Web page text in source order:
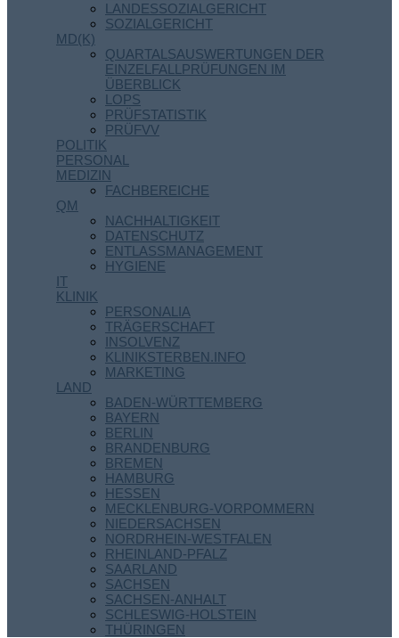
LANDESSOZIALGERICHT
SOZIALGERICHT
MD(K)
QUARTALSAUSWERTUNGEN DER
EINZELFALLPRÜFUNGEN IM
ÜBERBLICK
LOPS
PRÜFSTATISTIK
PRÜFVV
POLITIK
PERSONAL
MEDIZIN
FACHBEREICHE
QM
NACHHALTIGKEIT
DATENSCHUTZ
ENTLASSMANAGEMENT
HYGIENE
IT
KLINIK
PERSONALIA
TRÄGERSCHAFT
INSOLVENZ
KLINIKSTERBEN.INFO
MARKETING
LAND
BADEN-WÜRTTEMBERG
BAYERN
BERLIN
BRANDENBURG
BREMEN
HAMBURG
HESSEN
MECKLENBURG-VORPOMMERN
NIEDERSACHSEN
NORDRHEIN-WESTFALEN
RHEINLAND-PFALZ
SAARLAND
SACHSEN
SACHSEN-ANHALT
SCHLESWIG-HOLSTEIN
THÜRINGEN